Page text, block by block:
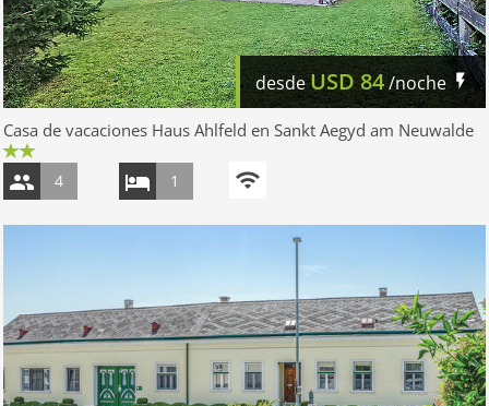
desdeUSD 84/noche
Casa de vacaciones Haus Ahlfeld en Sankt Aegyd am Neuwalde
4 1